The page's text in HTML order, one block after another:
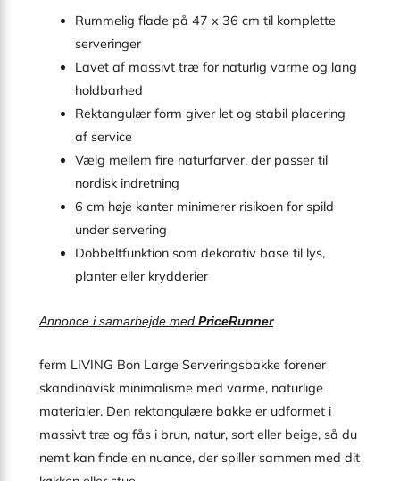
Rummelig flade på 47 x 36 cm til komplette
serveringer
Lavet af massivt træ for naturlig varme og lang
holdbarhed
Rektangulær form giver let og stabil placering
af service
Vælg mellem fire naturfarver, der passer til
nordisk indretning
6 cm høje kanter minimerer risikoen for spild
under servering
Dobbeltfunktion som dekorativ base til lys,
planter eller krydderier
Annonce i samarbejde med PriceRunner
ferm LIVING Bon Large Serveringsbakke forener
skandinavisk minimalisme med varme, naturlige
materialer. Den rektangulære bakke er udformet i
massivt træ og fås i brun, natur, sort eller beige, så du
nemt kan finde en nuance, der spiller sammen med dit